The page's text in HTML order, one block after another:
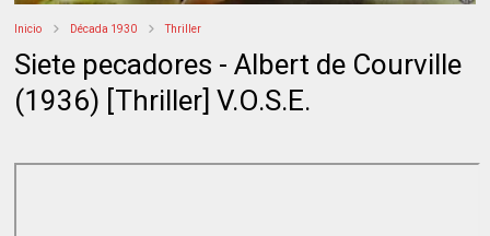
Inicio Década 1930 Thriller
Siete pecadores - Albert de Courville
(1936) [Thriller] V.O.S.E.